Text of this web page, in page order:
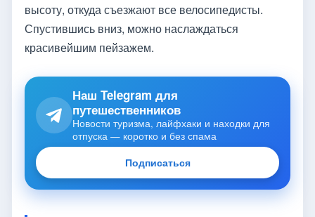
высоту, откуда съезжают все велосипедисты.
Спустившись вниз, можно наслаждаться
красивейшим пейзажем.
Наш Telegram для
путешественников
Новости туризма, лайфхаки и находки для
отпуска — коротко и без спама
Подписаться